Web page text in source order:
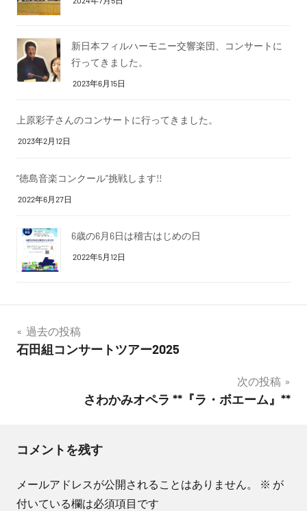
新日本フィルハーモニー交響楽団、コンサートに
行ってきました。
2023年6月15日
上原彩子さんのコンサートに行ってきました。
2023年2月12日
”徳島音楽コンクール”挑戦します!!
2022年6月27日
6歳の6月6日は稽古はじめの日
2022年5月12日
タグ
教
#海
陽町
投
稿
ゲ
シ
過去の投稿
石田組コンサートツアー2025
次の投稿
さわかみオペラ **『ラ・ボエーム』**
コメントを残す
メールアドレスが公開されることはありません。 ※ が
付いている欄は必須項目です